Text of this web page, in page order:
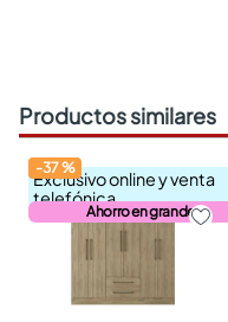
Productos similares
Exclusivo online y venta
telefónica
Ahorro en grande
-37%